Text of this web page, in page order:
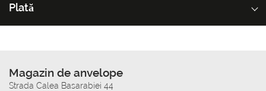
Plată
Magazin de anvelope
Strada Calea Basarabiei 44